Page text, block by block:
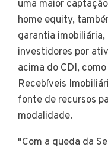
uma maior
home equity,
garantia
investidores por
acima do CDI,
Recebíveis
fonte de recursos
modalidade.
"Com a queda da